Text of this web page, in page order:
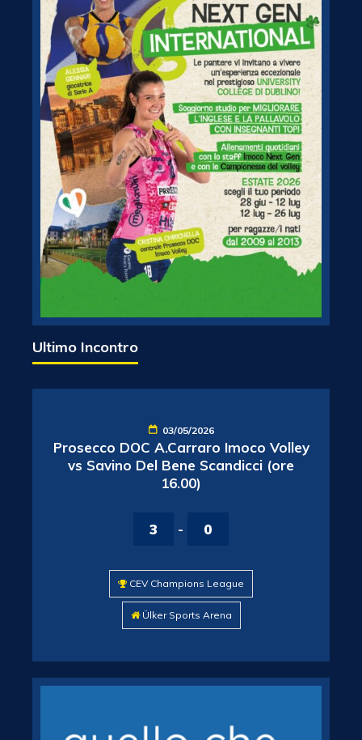
Ultimo Incontro
03/05/2026
Prosecco DOC A.Carraro Imoco Volley
vs Savino Del Bene Scandicci (ore
16.00)
3 - 0
CEV Champions League
Ülker Sports Arena